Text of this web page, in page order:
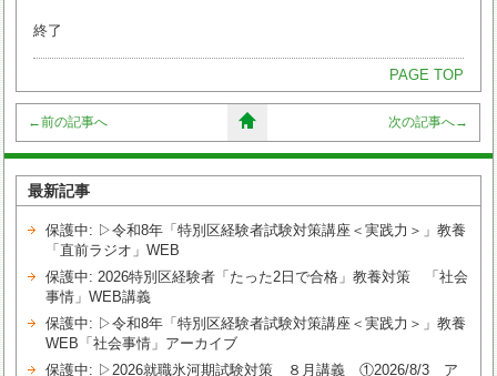
終了
PAGE TOP
←前の記事へ 次の記事へ→
最新記事
保護中: ▷令和8年「特別区経験者試験対策講座＜実践力＞」教養
「直前ラジオ」WEB
保護中: 2026特別区経験者「たった2日で合格」教養対策 「社会
事情」WEB講義
保護中: ▷令和8年「特別区経験者試験対策講座＜実践力＞」教養
WEB「社会事情」アーカイブ
保護中: ▷2026就職氷河期試験対策 ８月講義 ①2026/8/3 ア